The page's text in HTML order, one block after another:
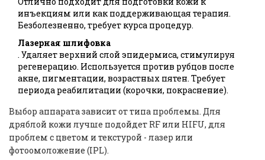
инъекциям или как поддерживающая терапия.
Безболезненно, требует курса процедур.
Лазерная шлифовка
. Удаляет верхний слой эпидермиса, стимулируя
регенерацию. Используется против рубцов после
акне, пигментации, возрастных пятен. Требует
периода реабилитации (корочки, покраснение).
Выбор аппарата зависит от типа проблемы. Для
дряблой кожи лучше подойдет RF или HIFU, для
проблем с цветом и текстурой - лазер или
фотоомоложение (IPL).